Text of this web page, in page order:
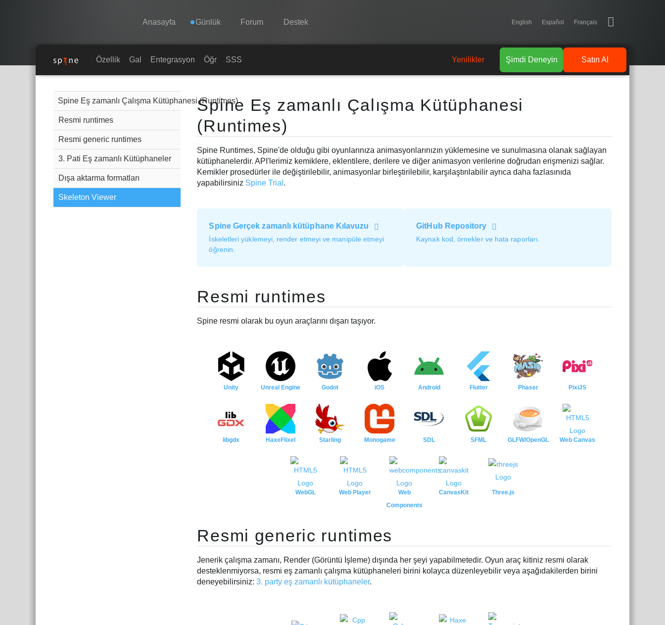
Esoteric Software
Anasayfa Günlük Forum Destek English Español Français
Galeri
Entegrasyonlar
SSS
Şimdi Deneyin
Özellikler Galeri Entegrasyonlar Öğren SSS Satın Al
Şimdi Deneyin
Yenilikler
Main Content
Spine Eş zamanlı Çalışma Kütüphanesi (Runtimes)
Resmi runtimes
Resmi generic runtimes
3. Pati Eş zamanlı Kütüphaneler
Dışa aktarma formatları
Skeleton Viewer
Spine Eş zamanlı Çalışma Kütüphanesi
(Runtimes)
Spine Runtimes, Spine'de olduğu gibi oyunlarınıza animasyonlarınızın yüklemesine ve sunulmasına olanak sağlayan
kütüphanelerdir. API'lerimiz kemiklere, eklentilere, derilere ve diğer animasyon verilerine doğrudan erişmenizi sağlar.
Kemikler prosedürler ile değiştirilebilir, animasyonlar birleştirilebilir, karşılaştırılabilir ayrıca daha fazlasınıda
yapabilirsiniz Spine Trial .
Spine Gerçek zamanlı kütüphane Kılavuzu
İskeletleri yüklemeyi, render etmeyi ve manipüle etmeyi
öğrenin.
GitHub Repository
Kaynak kod, örnekler ve hata raporları.
Resmi runtimes
Spine resmi olarak bu oyun araçlarını dışarı taşıyor.
Unity Unreal Engine Godot iOS Android Flutter Phaser PixiJS
libgdx HaxeFlixel Starling Monogame SDL SFML GLFW/OpenGL Web Canvas
WebGL Web Player Web
Components
CanvasKit Three.js
Resmi generic runtimes
Jenerik çalışma zamanı, Render (Görüntü İşleme) dışında her şeyi yapabilmetedir. Oyun araç kitiniz resmi olarak
desteklenmiyorsa, resmi eş zamanlı çalışma kütüphaneleri birini kolayca düzenleyebilir veya aşağıdakilerden birini
deneyebilirsiniz:3. party eş zamanlı kütüphaneler.